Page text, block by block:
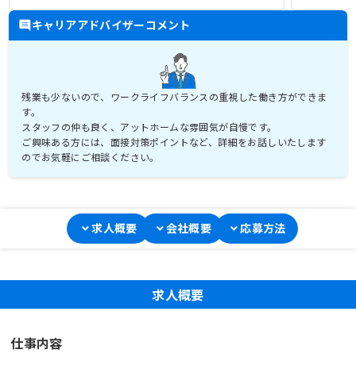
キャリアアドバイザーコメント
残業も少ないので、ワークライフバランスの重視した働き方ができま
す。
スタッフの仲も良く、アットホームな雰囲気が自慢です。
ご興味ある方には、面接対策ポイントなど、詳細をお話しいたします
のでお気軽にご相談ください。
求人概要 会社概要 応募方法
求人概要
仕事内容